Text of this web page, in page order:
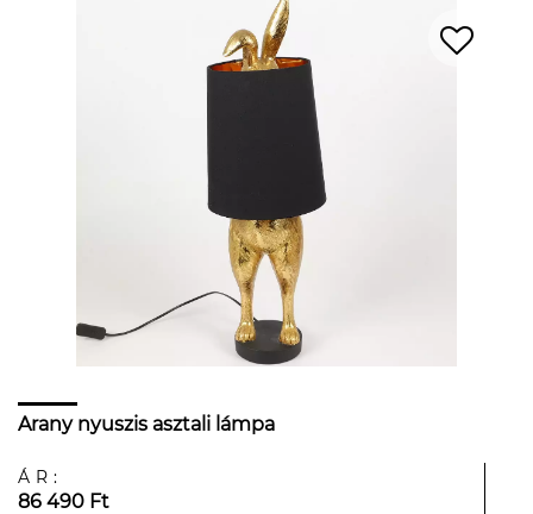
Arany nyuszis asztali lámpa
ÁR:
86 490 Ft